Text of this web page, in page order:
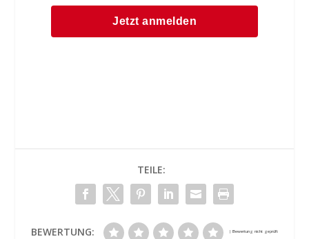
TEILE:
BEWERTUNG: